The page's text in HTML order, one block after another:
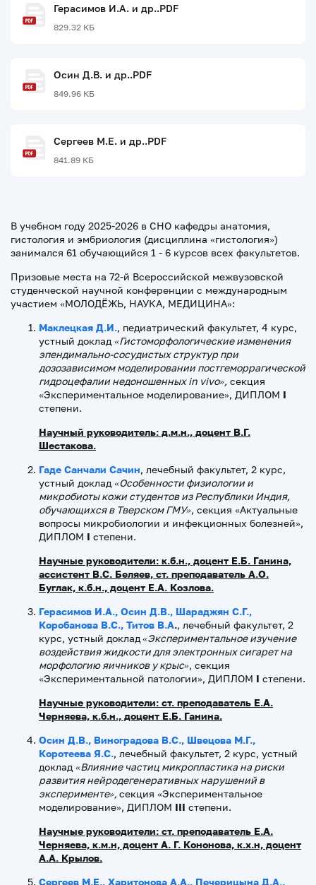
Герасимов И.А. и др..PDF
829.32 КБ
Осин Д.В. и др..PDF
849.96 КБ
Сергеев М.Е. и др..PDF
841.89 КБ
В учебном году 2025-2026 в СНО кафедры анатомия,
гистология и эмбриология (дисциплина «гистология»)
занимался 61 обучающийся 1 - 6 курсов всех факультетов.
Призовые места на 72-й Всероссийской межвузовской
студенческой научной конференции с международным
участием «МОЛОДЁЖЬ, НАУКА, МЕДИЦИНА»:
Маклецкая Д.И., педиатрический факультет, 4 курс,
устный доклад «Гистоморфологические изменения
эпендимально-сосудистых структур при
дозозависимом моделировании постгеморрагической
гидроцефалии недоношенных in vivo», секция
«Экспериментальное моделирование», ДИПЛОМ I
степени.
Научный руководитель: д.м.н., доцент В.Г.
Шестакова.
Гаде Санчали Сачин, лечебный факультет, 2 курс,
устный доклад «Особенности физиологии и
микробиоты кожи студентов из Республики Индия,
обучающихся в Тверском ГМУ», секция «Актуальные
вопросы микробиологии и инфекционных болезней»,
ДИПЛОМ I степени.
Научные руководители: к.б.н., доцент Е.Б. Ганина,
ассистент В.С. Беляев, ст. преподаватель А.О.
Буглак, к.б.н., доцент Е.А. Козлова.
Герасимов И.А., Осин Д.В., Шараджян С.Г.,
Коробанова В.С., Титов В.А., лечебный факультет, 2
курс, устный доклад«Экспериментальное изучение
воздействия жидкости для электронных сигарет на
морфологию яичников у крыс», секция
«Экспериментальной патологии», ДИПЛОМ I степени.
Научные руководители: ст. преподаватель Е.А.
Черняева, к.б.н., доцент Е.Б. Ганина.
Осин Д.В., Виноградова В.С., Швецова М.Г.,
Коротеева Я.С., лечебный факультет, 2 курс, устный
доклад «Влияние частиц микропластика на риски
развития нейродегенеративных нарушений в
эксперименте»,секция «Экспериментальное
моделирование», ДИПЛОМ III степени.
Научные руководители: ст. преподаватель Е.А.
Черняева, к.м.н, доцент А. Г. Кононова, к.х.н, доцент
А.А. Крылов.
Сергеев М.Е., Харитонова А.А., Печерицына Д.А.,